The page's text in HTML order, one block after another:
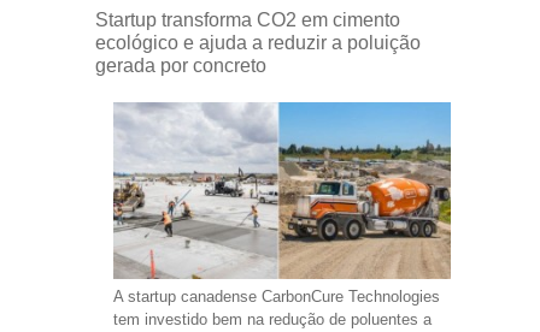
Startup transforma CO2 em cimento
ecológico e ajuda a reduzir a poluição
gerada por concreto
A startup canadense CarbonCure Technologies
tem investido bem na redução de poluentes a